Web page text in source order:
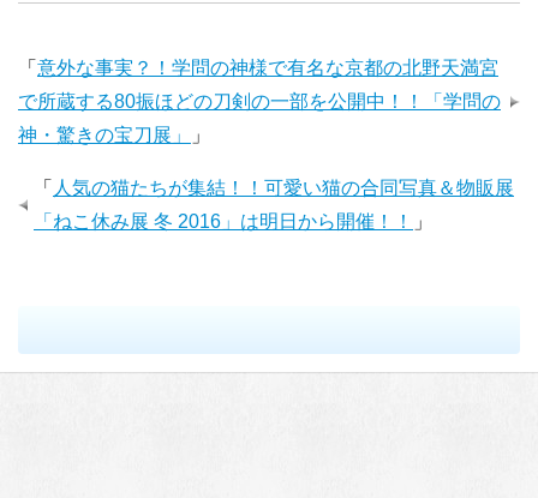
「 意外な事実？！学問の神様で有名な京都の北野天満宮
で所蔵する80振ほどの刀剣の一部を公開中！！「学問の
神・驚きの宝刀展」
」
「 人気の猫たちが集結！！可愛い猫の合同写真＆物販展
「ねこ休み展 冬 2016」は明日から開催！！
」